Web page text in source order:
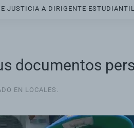
JUSTICIA A DIRIGENTE
documentos
EN LOCALES .